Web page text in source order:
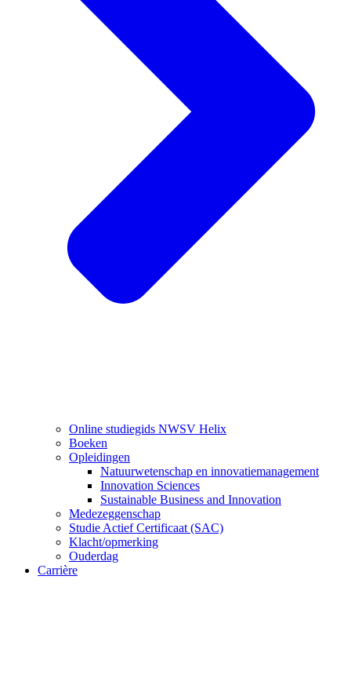
Online studiegids NWSV Helix
Boeken
Opleidingen
Natuurwetenschap en innovatiemanagement
Innovation Sciences
Sustainable Business and Innovation
Medezeggenschap
Studie Actief Certificaat (SAC)
Klacht/opmerking
Ouderdag
Carrière